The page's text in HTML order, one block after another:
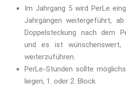
Im Jahrgang 5 wird PerLe
Jahrgängen weitergeführt,
Doppelsteckung nach dem
und es ist
weiterzuführen.
PerLe-Stunden sollte
liegen, 1. oder 2. Block.